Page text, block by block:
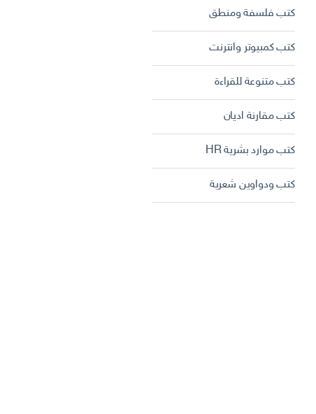
كتب فلسفة ومنطق
كتب كمبيوتر وانترنت
كتب متنوعة للقراءة
كتب مقارنة اديان
كتب موارد بشرية HR
كتب ودواوين شعرية